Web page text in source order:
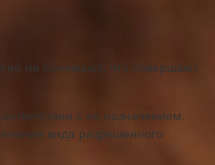
не понимают, что совершают
с ее назначением.
вида разрешенного